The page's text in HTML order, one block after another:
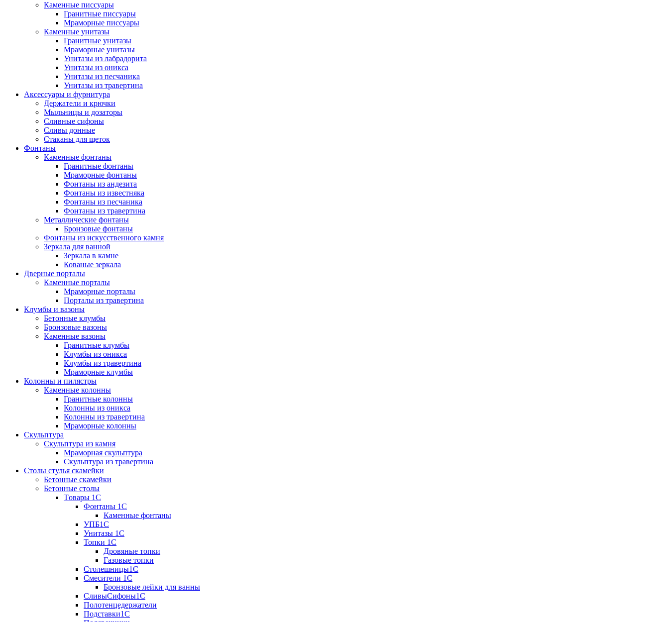
Каменные писсуары
Гранитные писсуары
Мраморные писсуары
Каменные унитазы
Гранитные унитазы
Мраморные унитазы
Унитазы из лабрадорита
Унитазы из оникса
Унитазы из песчаника
Унитазы из травертина
Аксессуары и фурнитура
Держатели и крючки
Мыльницы и дозаторы
Сливные сифоны
Сливы донные
Стаканы для щеток
Фонтаны
Каменные фонтаны
Гранитные фонтаны
Мраморные фонтаны
Фонтаны из андезита
Фонтаны из известняка
Фонтаны из песчаника
Фонтаны из травертина
Металлические фонтаны
Бронзовые фонтаны
Фонтаны из искусственного камня
Зеркала для ванной
Зеркала в камне
Кованые зеркала
Дверные порталы
Каменные порталы
Мраморные порталы
Порталы из травертина
Клумбы и вазоны
Бетонные клумбы
Бронзовые вазоны
Каменные вазоны
Гранитные клумбы
Клумбы из оникса
Клумбы из травертина
Мраморные клумбы
Колонны и пилястры
Каменные колонны
Гранитные колонны
Колонны из оникса
Колонны из травертина
Мраморные колонны
Скульптура
Скульптура из камня
Мраморная скульптура
Скульптура из травертина
Столы стулья скамейки
Бетонные скамейки
Бетонные столы
Tовары 1C
Фонтаны 1C
Каменные фонтаны
УПБ1С
Унитазы 1С
Топки 1С
Дровяные топки
Газовые топки
Столешницы1С
Смесители 1С
Бронзовые лейки для ванны
СливыСифоны1С
Полотенцедержатели
Подставки1С